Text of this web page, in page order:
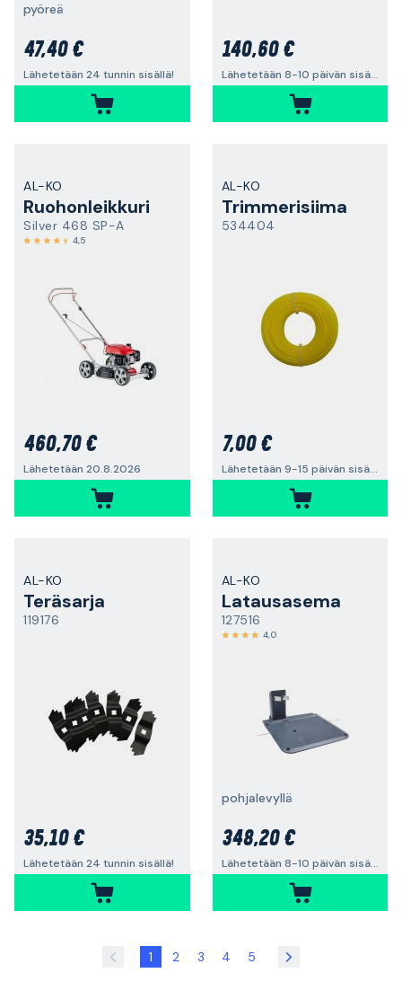
pyöreä
47,40 €
Lähetetään 24 tunnin sisällä!
140,60 €
Lähetetään 8-10 päivän sisällä
AL-KO
Ruohonleikkuri
Silver 468 SP-A
4,5
460,70 €
Lähetetään 20.8.2026
AL-KO
Trimmerisiima
534404
7,00 €
Lähetetään 9-15 päivän sisällä
AL-KO
Teräsarja
119176
35,10 €
Lähetetään 24 tunnin sisällä!
AL-KO
Latausasema
127516
4,0
pohjalevyllä
348,20 €
Lähetetään 8-10 päivän sisällä
1 2 3 4 5